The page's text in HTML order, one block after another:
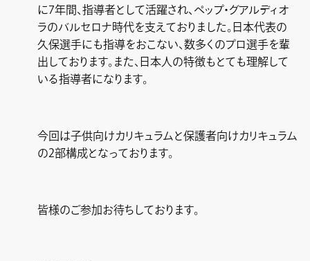
に7年間、指導者として活躍され、ペップ・グアルディオ
ラのバルセロナ時代を支えておりました。日本代表の
久保選手にも指導をおこない、数多くのプロ選手を輩
出しております。また、日本人の特徴もとても理解して
いる指導者になります。
今回は子供向けカリキュラムと保護者向けカリキュラム
の2部構成となっております。
皆様のご参加お待ちしております。